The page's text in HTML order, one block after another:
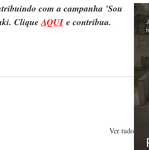
com a campanha 'Sou
Clique AQUI e contribua.
Ver tudo